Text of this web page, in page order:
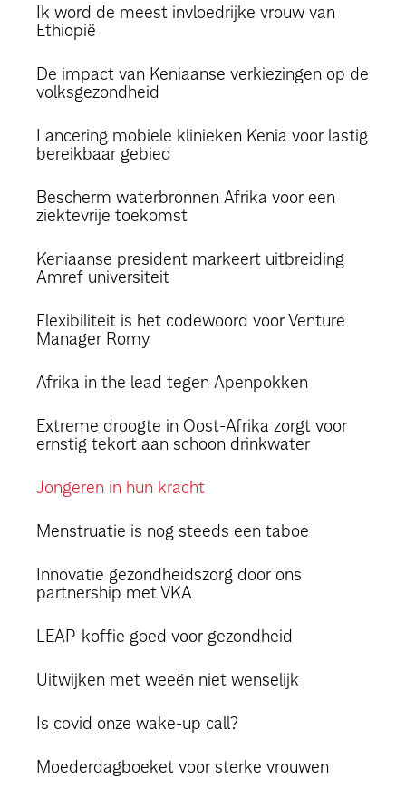
Ik word de meest invloedrijke vrouw van
Ethiopië
De impact van Keniaanse verkiezingen op de
volksgezondheid
Lancering mobiele klinieken Kenia voor lastig
bereikbaar gebied
Bescherm waterbronnen Afrika voor een
ziektevrije toekomst
Keniaanse president markeert uitbreiding
Amref universiteit
Flexibiliteit is het codewoord voor Venture
Manager Romy
Afrika in the lead tegen Apenpokken
Extreme droogte in Oost-Afrika zorgt voor
ernstig tekort aan schoon drinkwater
Jongeren in hun kracht
Menstruatie is nog steeds een taboe
Innovatie gezondheidszorg door ons
partnership met VKA
LEAP-koffie goed voor gezondheid
Uitwijken met weeën niet wenselijk
Is covid onze wake-up call?
Moederdagboeket voor sterke vrouwen